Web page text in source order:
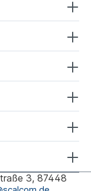
3, 87448